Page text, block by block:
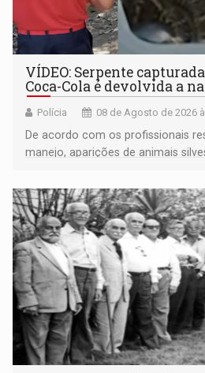
VÍDEO: Serpente
Coca-Cola é devolvida a
Polícia 08 de Agosto de 2026
De acordo com os profissionais
manejo, aparições de animais